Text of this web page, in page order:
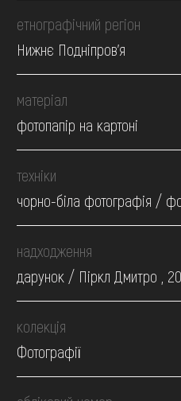
етнографічний регіон
Нижнє Подніпров'я
матеріал
фотопапір на картоні
техніки
чорно-біла фотографія /
надходження
дарунок / Піркл Дмитро ,
колекція
Фотографії